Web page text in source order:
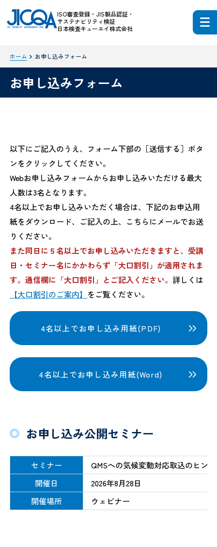
ISO審査登録・JIS製品認証・
サステナビリティ検証
日本検査キューエイ株式会社
ホーム お申し込みフォーム
お申し込みフォーム
以下にご記入のうえ、フォーム下部の［送信する］ボタ
ンをクリックしてください。
Webお申し込みフォームからお申し込みいただける最大
人数は3名となります。
4名以上でお申し込みいただく場合は、下記のお申込用
紙をダウンロード、ご記入の上、こちらにメールでお送
りください。
また同日に５名以上でお申し込みいただきますと、受講
日・セミナー名にかかわらず「大口割引」が適用されま
す。通信欄に「大口割引」とご記入ください。 詳しくは
【大口割引のご案内】 をご覧ください。
4名以上でお申し込み用紙(PDF)
4名以上でお申し込み用紙(Word)
お申し込み公開セミナー
セミナー
QMSへの気候変動対応取込のヒント
開催日
2026年8月28日
開催場所
ウェビナー